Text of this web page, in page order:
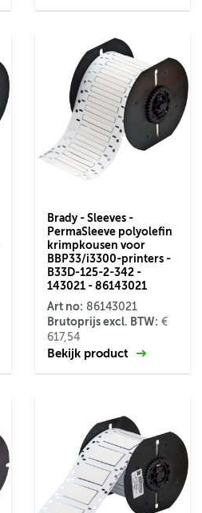
Brady - Sleeves -
PermaSleeve polyolefin
krimpkousen voor
BBP33/i3300-printers -
B33D-125-2-342 -
143021 - 86143021
Art no: 86143021
Brutoprijs excl. BTW: €
617,54
Bekijk product